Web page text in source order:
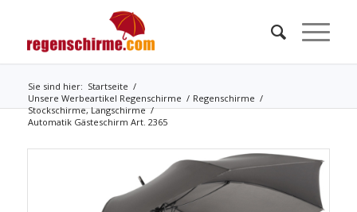
Sie sind hier: Startseite /
Unsere Werbeartikel Regenschirme / Regenschirme /
Stockschirme, Langschirme /
Automatik Gästeschirm Art. 2365